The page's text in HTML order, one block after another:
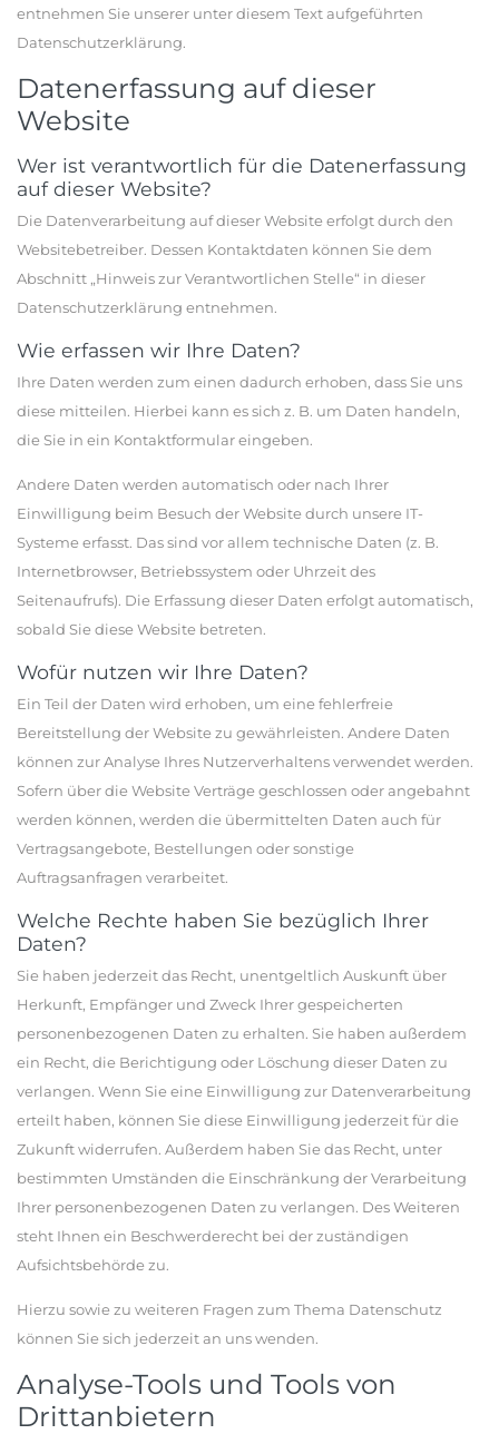
entnehmen Sie unserer unter diesem Text aufgeführten
Datenschutzerklärung.
Datenerfassung auf dieser
Website
Wer ist verantwortlich für die Datenerfassung
auf dieser Website?
Die Datenverarbeitung auf dieser Website erfolgt durch den
Websitebetreiber. Dessen Kontaktdaten können Sie dem
Abschnitt „Hinweis zur Verantwortlichen Stelle“ in dieser
Datenschutzerklärung entnehmen.
Wie erfassen wir Ihre Daten?
Ihre Daten werden zum einen dadurch erhoben, dass Sie uns
diese mitteilen. Hierbei kann es sich z. B. um Daten handeln,
die Sie in ein Kontaktformular eingeben.
Andere Daten werden automatisch oder nach Ihrer
Einwilligung beim Besuch der Website durch unsere IT-
Systeme erfasst. Das sind vor allem technische Daten (z. B.
Internetbrowser, Betriebssystem oder Uhrzeit des
Seitenaufrufs). Die Erfassung dieser Daten erfolgt automatisch,
sobald Sie diese Website betreten.
Wofür nutzen wir Ihre Daten?
Ein Teil der Daten wird erhoben, um eine fehlerfreie
Bereitstellung der Website zu gewährleisten. Andere Daten
können zur Analyse Ihres Nutzerverhaltens verwendet werden.
Sofern über die Website Verträge geschlossen oder angebahnt
werden können, werden die übermittelten Daten auch für
Vertragsangebote, Bestellungen oder sonstige
Auftragsanfragen verarbeitet.
Welche Rechte haben Sie bezüglich Ihrer
Daten?
Sie haben jederzeit das Recht, unentgeltlich Auskunft über
Herkunft, Empfänger und Zweck Ihrer gespeicherten
personenbezogenen Daten zu erhalten. Sie haben außerdem
ein Recht, die Berichtigung oder Löschung dieser Daten zu
verlangen. Wenn Sie eine Einwilligung zur Datenverarbeitung
erteilt haben, können Sie diese Einwilligung jederzeit für die
Zukunft widerrufen. Außerdem haben Sie das Recht, unter
bestimmten Umständen die Einschränkung der Verarbeitung
Ihrer personenbezogenen Daten zu verlangen. Des Weiteren
steht Ihnen ein Beschwerderecht bei der zuständigen
Aufsichtsbehörde zu.
Hierzu sowie zu weiteren Fragen zum Thema Datenschutz
können Sie sich jederzeit an uns wenden.
Analyse-Tools und Tools von
Drittanbietern